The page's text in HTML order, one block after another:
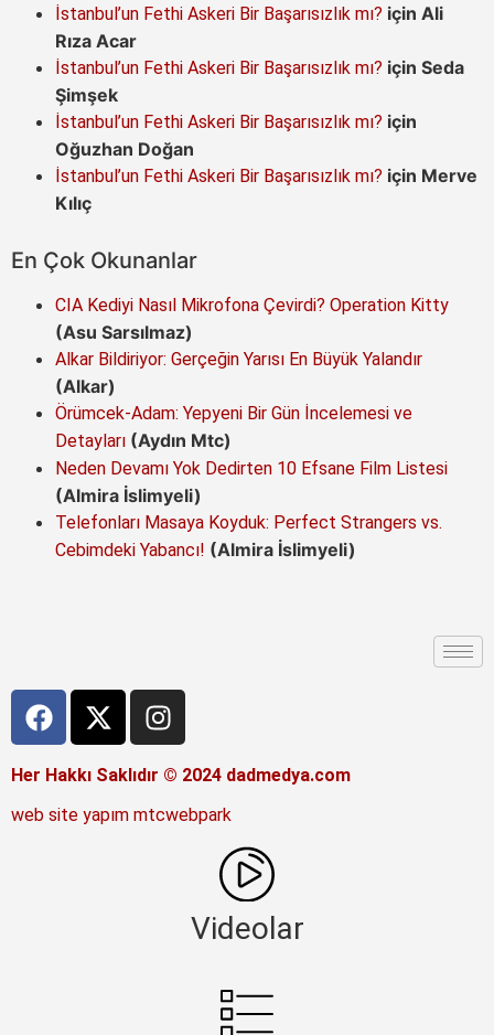
İstanbul’un Fethi Askeri Bir Başarısızlık mı? için Ali
Rıza Acar
İstanbul’un Fethi Askeri Bir Başarısızlık mı? için Seda
Şimşek
İstanbul’un Fethi Askeri Bir Başarısızlık mı? için
Oğuzhan Doğan
İstanbul’un Fethi Askeri Bir Başarısızlık mı? için Merve
Kılıç
En Çok Okunanlar
CIA Kediyi Nasıl Mikrofona Çevirdi? Operation Kitty
(Asu Sarsılmaz)
Alkar Bildiriyor: Gerçeğin Yarısı En Büyük Yalandır
(Alkar)
Örümcek-Adam: Yepyeni Bir Gün İncelemesi ve
Detayları (Aydın Mtc)
Neden Devamı Yok Dedirten 10 Efsane Film Listesi
(Almira İslimyeli)
Telefonları Masaya Koyduk: Perfect Strangers vs.
Cebimdeki Yabancı! (Almira İslimyeli)
Her Hakkı Saklıdır © 2024 dadmedya.com
web site yapım mtcwebpark
Videolar